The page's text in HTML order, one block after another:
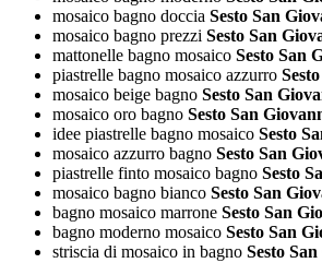
mosaico bagno doccia Sesto San
mosaico bagno prezzi Sesto San
mattonelle bagno mosaico Sesto San
piastrelle bagno mosaico azzurro
mosaico beige bagno Sesto San
mosaico oro bagno Sesto San
idee piastrelle bagno mosaico Sesto
mosaico azzurro bagno Sesto San
piastrelle finto mosaico bagno Sesto
mosaico bagno bianco Sesto San
bagno mosaico marrone Sesto San
bagno moderno mosaico Sesto San
striscia di mosaico in bagno Sesto